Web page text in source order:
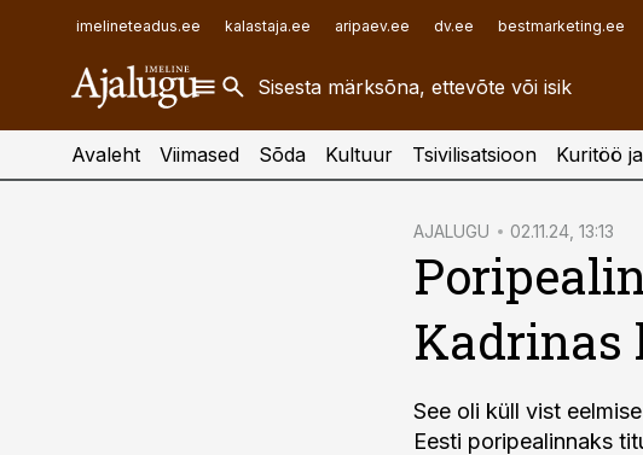
imelineteadus.ee kalastaja.ee aripaev.ee dv.ee bestmarketing.ee
finantsuudised.ee
aritehnoloogia.ee
toostusuudised.ee
Avaleht Viimased Sõda Kultuur Tsivilisatsioon Kuritöö
AJALUGU 02.11.24, 13:13
Kadrinas
See oli küll vist
Eesti poripealinnaks